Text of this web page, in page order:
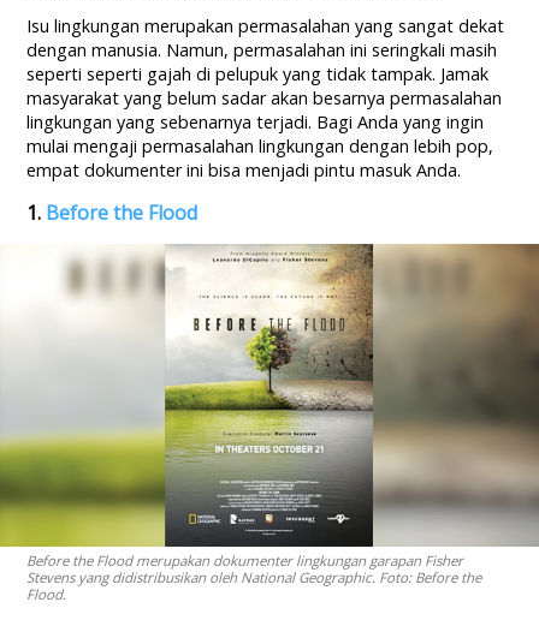
Isu lingkungan merupakan permasalahan yang sangat dekat
dengan manusia. Namun, permasalahan ini seringkali masih
seperti seperti gajah di pelupuk yang tidak tampak. Jamak
masyarakat yang belum sadar akan besarnya permasalahan
lingkungan yang sebenarnya terjadi. Bagi Anda yang ingin
mulai mengaji permasalahan lingkungan dengan lebih pop,
empat dokumenter ini bisa menjadi pintu masuk Anda.
1. Before the Flood
Before the Flood merupakan dokumenter lingkungan garapan Fisher
Stevens yang didistribusikan oleh National Geographic. Foto: Before the
Flood.